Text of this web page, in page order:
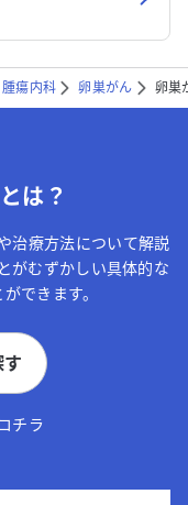
腫瘍内科 卵巣がん 卵巣
は？
治療方法について解説
がむずかしい具体的な
できます。
チラ